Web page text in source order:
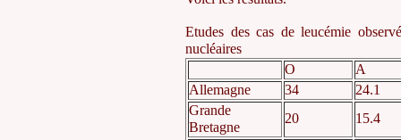
Etudes des cas de leucémie
nucléaires
O
A
Allemagne
34
24.1
Grande
Bretagne
20 15.4